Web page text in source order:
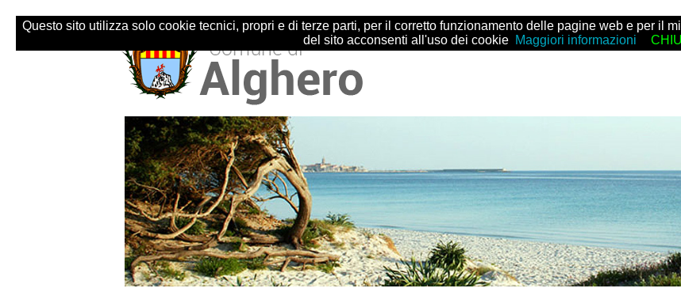
ai
contenuti.
Salta
alla
navigazione
personali
Sezioni
Questo sito utilizza solo cookie tecnici, propri e di terze parti, per il corretto funzionamento delle pagine web e per il
del sito acconsenti all'uso dei cookie
Maggiori informazioni